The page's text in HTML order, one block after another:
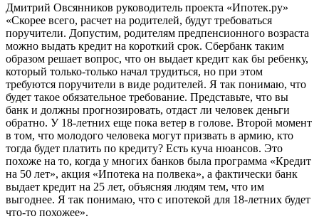
Дмитрий Овсянников руководитель проекта «Ипотек.ру»
«Скорее всего, расчет на родителей, будут требоваться
поручители. Допустим, родителям предпенсионного возраста
можно выдать кредит на короткий срок. Сбербанк таким
образом решает вопрос, что он выдает кредит как бы ребенку,
который только-только начал трудиться, но при этом
требуются поручители в виде родителей. Я так понимаю, что
будет такое обязательное требование. Представьте, что вы
банк и должны прогнозировать, отдаст ли человек деньги
обратно. У 18-летних еще пока ветер в голове. Второй момент
в том, что молодого человека могут призвать в армию, кто
тогда будет платить по кредиту? Есть куча нюансов. Это
похоже на то, когда у многих банков была программа «Кредит
на 50 лет», акция «Ипотека на полвека», а фактически банк
выдает кредит на 25 лет, объясняя людям тем, что им
выгоднее. Я так понимаю, что с ипотекой для 18-летних будет
что-то похожее».